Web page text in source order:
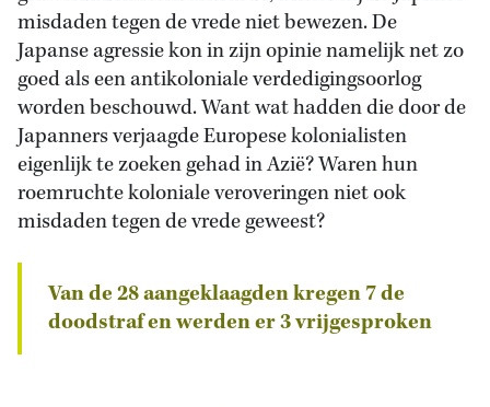
misdaden tegen de vrede niet bewezen. De
Japanse agressie kon in zijn opinie namelijk net zo
goed als een antikoloniale verdedigingsoorlog
worden beschouwd. Want wat hadden die door de
Japanners verjaagde Europese kolonialisten
eigenlijk te zoeken gehad in Azië? Waren hun
roemruchte koloniale veroveringen niet ook
misdaden tegen de vrede geweest?
Van de 28 aangeklaagden kregen 7 de
doodstraf en werden er 3 vrijgesproken